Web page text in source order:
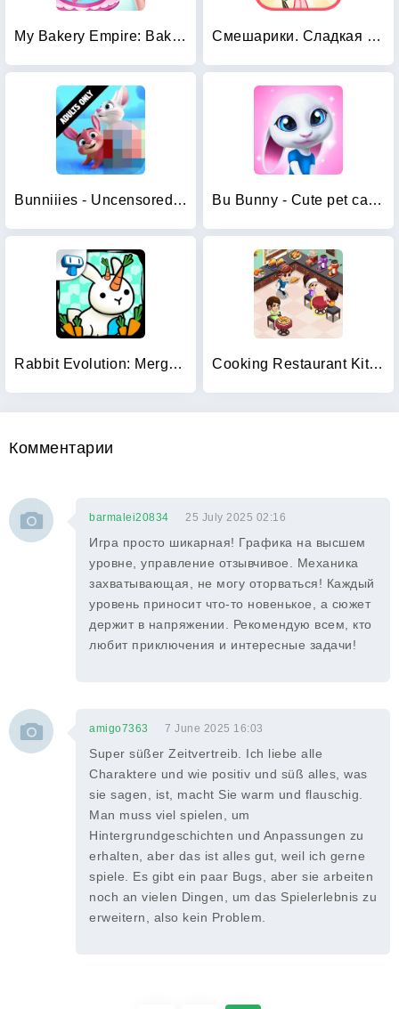
My Bakery Empire: Bake a Cake Смешарики. Сладкая жизнь
Bunniiies - Uncensored Rabbit Bu Bunny - Cute pet care game
Rabbit Evolution: Merge Bunny Cooking Restaurant Kitchen
Комментарии
barmalei20834 25 July 2025 02:16
Игра просто шикарная! Графика на высшем
уровне, управление отзывчивое. Механика
захватывающая, не могу оторваться! Каждый
уровень приносит что-то новенькое, а сюжет
держит в напряжении. Рекомендую всем, кто
любит приключения и интересные задачи!
amigo7363 7 June 2025 16:03
Super süßer Zeitvertreib. Ich liebe alle
Charaktere und wie positiv und süß alles, was
sie sagen, ist, macht Sie warm und flauschig.
Man muss viel spielen, um
Hintergrundgeschichten und Anpassungen zu
erhalten, aber das ist alles gut, weil ich gerne
spiele. Es gibt ein paar Bugs, aber sie arbeiten
noch an vielen Dingen, um das Spielerlebnis zu
erweitern, also kein Problem.